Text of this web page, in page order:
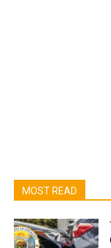
MOST READ